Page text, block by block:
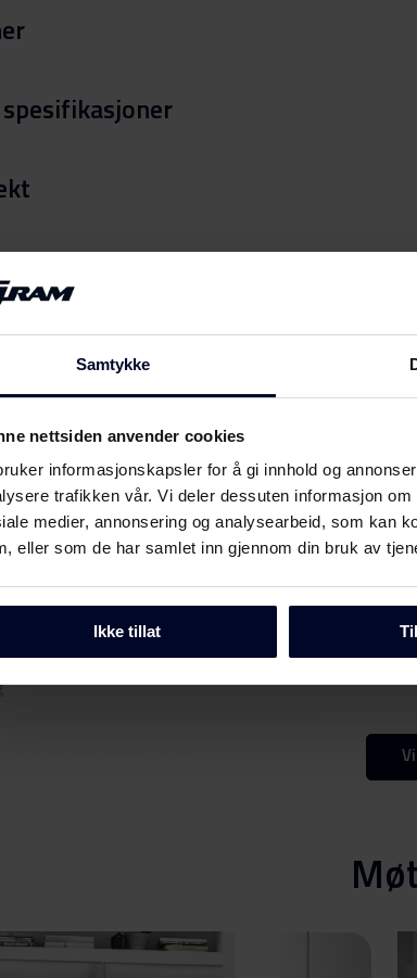
Samtykke
nettsiden anvender cookies
informasjonskapsler for å gi innhold og
trafikken vår. Vi deler dessuten informasjon
medier, annonsering og analysearbeid, som kan
eller som de har samlet inn gjennom din bruk av
Ikke tillat
ned
Last ned
(NO)